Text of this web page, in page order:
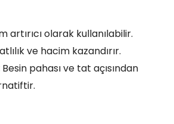
artırıcı olarak kullanılabilir.
ve hacim kazandırır.
Besin pahası ve tat açısından